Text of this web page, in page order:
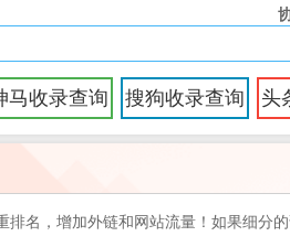
马收录查询 搜狗收录查询 头
名，增加外链和网站流量！如果细分